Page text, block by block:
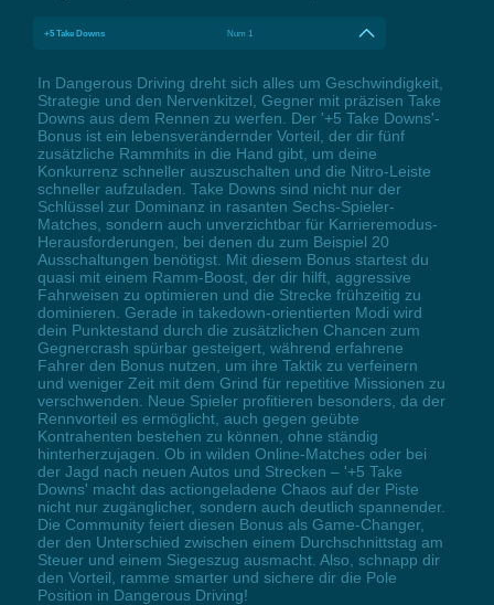
+5 Take Downs Num 1
In Dangerous Driving dreht sich alles um Geschwindigkeit,
Strategie und den Nervenkitzel, Gegner mit präzisen Take
Downs aus dem Rennen zu werfen. Der '+5 Take Downs'-
Bonus ist ein lebensverändernder Vorteil, der dir fünf
zusätzliche Rammhits in die Hand gibt, um deine
Konkurrenz schneller auszuschalten und die Nitro-Leiste
schneller aufzuladen. Take Downs sind nicht nur der
Schlüssel zur Dominanz in rasanten Sechs-Spieler-
Matches, sondern auch unverzichtbar für Karrieremodus-
Herausforderungen, bei denen du zum Beispiel 20
Ausschaltungen benötigst. Mit diesem Bonus startest du
quasi mit einem Ramm-Boost, der dir hilft, aggressive
Fahrweisen zu optimieren und die Strecke frühzeitig zu
dominieren. Gerade in takedown-orientierten Modi wird
dein Punktestand durch die zusätzlichen Chancen zum
Gegnercrash spürbar gesteigert, während erfahrene
Fahrer den Bonus nutzen, um ihre Taktik zu verfeinern
und weniger Zeit mit dem Grind für repetitive Missionen zu
verschwenden. Neue Spieler profitieren besonders, da der
Rennvorteil es ermöglicht, auch gegen geübte
Kontrahenten bestehen zu können, ohne ständig
hinterherzujagen. Ob in wilden Online-Matches oder bei
der Jagd nach neuen Autos und Strecken – '+5 Take
Downs' macht das actiongeladene Chaos auf der Piste
nicht nur zugänglicher, sondern auch deutlich spannender.
Die Community feiert diesen Bonus als Game-Changer,
der den Unterschied zwischen einem Durchschnittstag am
Steuer und einem Siegeszug ausmacht. Also, schnapp dir
den Vorteil, ramme smarter und sichere dir die Pole
Position in Dangerous Driving!